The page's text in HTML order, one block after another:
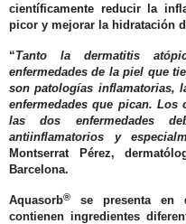
científicamente reducir la
picor y mejorar la hidratación
“Tanto la dermatitis
enfermedades de la piel que
son patologías inflamatorias,
enfermedades que pican. Los
las dos enfermedades
antiinflamatorios y
Montserrat Pérez,
Barcelona.
Aquasorb®
se presenta en
contienen ingredientes